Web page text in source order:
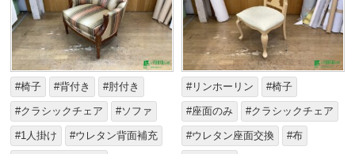
#椅子 #背付き #肘付き
#クラシックチェア #ソファ
#1人掛け #ウレタン背面補充
#リンホーリン #椅子
#座面のみ #クラシックチェア
#ウレタン座面交換 #布